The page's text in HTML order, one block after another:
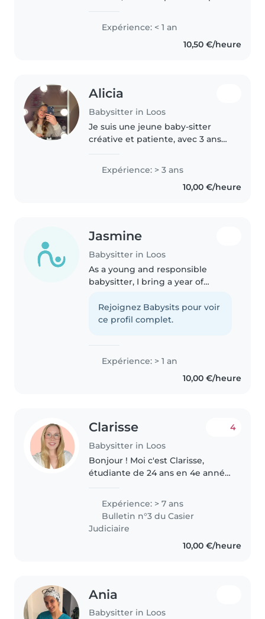
moments de jeux,
d'apprentissage et de
découverte. Je parle français et
Expérience: < 1 an
10,50 €/heure
Alicia
Babysitter in Loos
Je suis une jeune baby-sitter
créative et patiente, avec 3 ans
spécialement avec les enfants
d'âge préscolaire, scolaire et les
ados. Je parle français..
Expérience: > 3 ans
10,00 €/heure
Jasmine
Babysitter in Loos
As a young and responsible
babysitter, I bring a year of
preschoolers and school-age
children. I'm fluent in both
Rejoignez Babysits pour voir
ce profil complet.
Expérience: > 1 an
10,00 €/heure
Clarisse
Babysitter in Loos
4
Bonjour ! Moi c'est Clarisse,
étudiante de 24 ans en 4e année
de l'expérience dans la garde
d'enfants. En..
Expérience: > 7 ans
Bulletin n°3 du Casier
Judiciaire
10,00 €/heure
Ania
Babysitter in Loos